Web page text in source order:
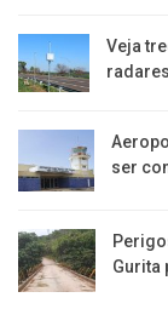
Veja
ser
Gurita